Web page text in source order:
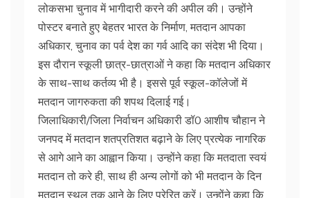
लोकसभा चुनाव में भागीदारी करने की अपील की। उन्होंने
पोस्टर बनाते हुए बेहतर भारत के निर्माण, मतदान आपका
अधिकार, चुनाव का पर्व देश का गर्व आदि का संदेश भी दिया।
इस दौरान स्कूली छात्र-छात्राओं ने कहा कि मतदान अधिकार
के साथ-साथ कर्तव्य भी है। इससे पूर्व स्कूल-कॉलेजों में
मतदान जागरुकता की शपथ दिलाई गई।
जिलाधिकारी/जिला निर्वाचन अधिकारी डॉ0 आशीष चौहान ने
जनपद में मतदान शतप्रतिशत बढ़ाने के लिए प्रत्येक नागरिक
से आगे आने का आह्वान किया। उन्होंने कहा कि मतदाता स्वयं
मतदान तो करे ही, साथ ही अन्य लोगों को भी मतदान के दिन
मतदान स्थल तक आने के लिए प्रेरित करें। उन्होंने कहा कि